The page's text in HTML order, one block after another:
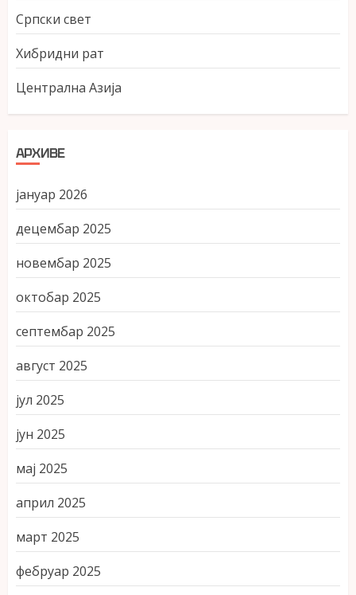
Српски свет
Хибридни рат
Централна Азија
АРХИВЕ
јануар 2026
децембар 2025
новембар 2025
октобар 2025
септембар 2025
август 2025
јул 2025
јун 2025
мај 2025
април 2025
март 2025
фебруар 2025